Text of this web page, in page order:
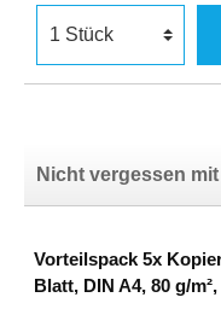
Nicht vergessen
Vorteilspack 5x
Blatt, DIN A4, 80 g/